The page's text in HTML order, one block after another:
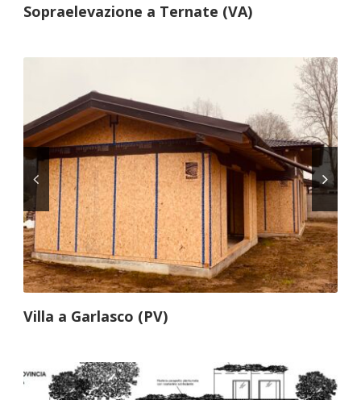
Sopraelevazione a Ternate (VA)
Villa a Garlasco (PV)